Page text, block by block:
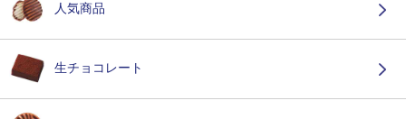
人気商品
生チョコレート